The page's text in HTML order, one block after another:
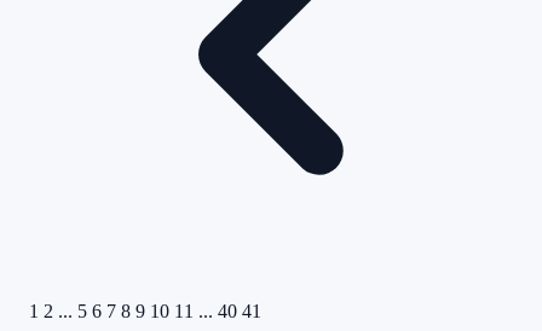
1 2 ... 5 6 7 8 9 10 11 ... 40 41